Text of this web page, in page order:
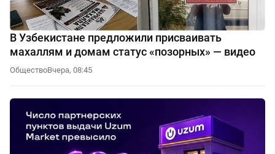
В Узбекистане предложили присваивать
махаллям и домам статус «позорных» — видео
ОбществоВчера, 08:45